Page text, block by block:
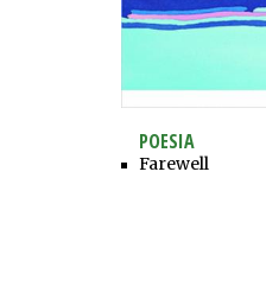
POESIA
Farewell